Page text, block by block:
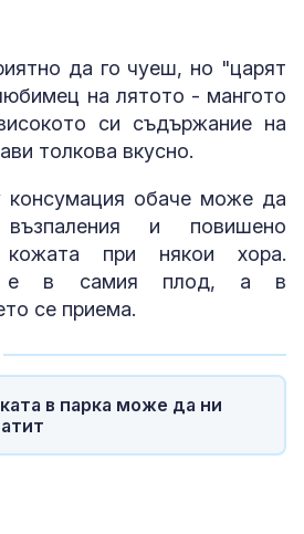
да го чуеш, но "царят
на лятото - мангото
си съдържание на
толкова вкусно.
консумация обаче може да
и повишено
при някои хора.
е в самия плод, а в
се приема.
в парка може да ни